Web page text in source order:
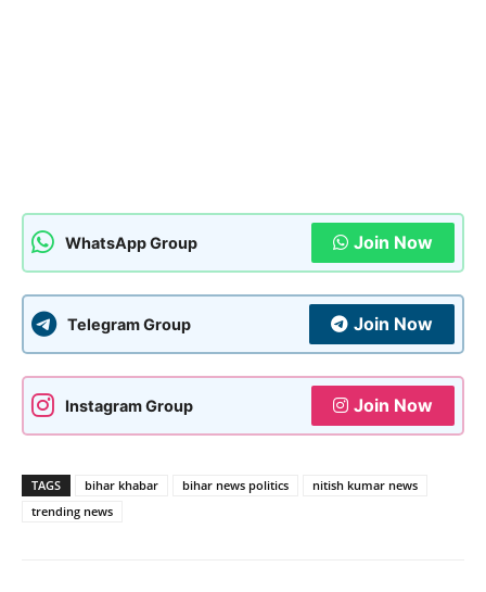
WhatsApp Group Join Now
Telegram Group Join Now
Instagram Group Join Now
TAGS bihar khabar bihar news politics
nitish kumar news
trending news